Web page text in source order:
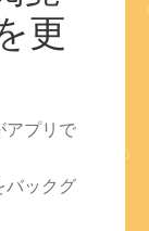
更
アプリで
バックグ